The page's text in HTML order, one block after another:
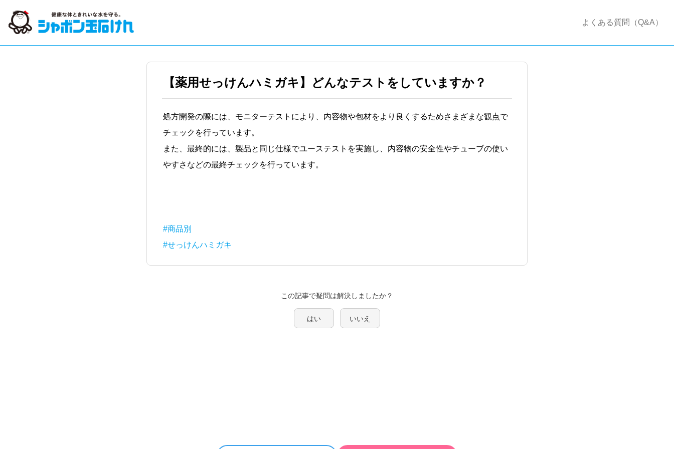
よくある質問（Q&A）
【薬用せっけんハミガキ】どんなテストをしていますか？
処方開発の際には、モニターテストにより、内容物や包材をより良くするためさまざまな観点で
チェックを行っています。
また、最終的には、製品と同じ仕様でユーステストを実施し、内容物の安全性やチューブの使い
やすさなどの最終チェックを行っています。
#商品別
#せっけんハミガキ
この記事で疑問は解決しましたか？
はい いいえ